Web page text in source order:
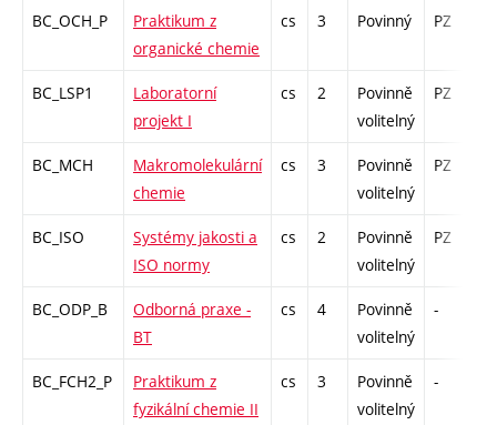
BC_OCH_P
Praktikum z
organické chemie
cs 3 Povinný PZ
BC_LSP1
Laboratorní
projekt I
cs 2
Povinně
volitelný
PZ
BC_MCH
Makromolekulární
chemie
cs 3
Povinně
volitelný
PZ
BC_ISO
Systémy jakosti a
ISO normy
cs 2
Povinně
volitelný
PZ
BC_ODP_B
Odborná praxe -
BT
cs 4
Povinně
volitelný
-
BC_FCH2_P
Praktikum z
fyzikální chemie II
cs 3
Povinně
volitelný
-